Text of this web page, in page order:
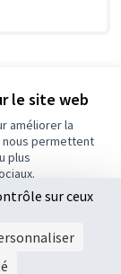
le site web
améliorer la
nous permettent
plus
Licence
(Lien
sur ceux